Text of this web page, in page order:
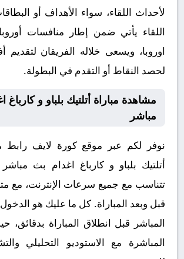
لأحداث اللقاء، سواء الأهداف أو
اللقاء يأتي ضمن إطار منافسات
اوروبا، ويسعى خلاله الفريقان لتقديم
لحصد النقاط أو التقدم في البطولة.
مشاهدة مباراة أتلتيك بلباو و كارباغ
مباشر
نوفر لكم عبر موقع كورة لايف رابط
أتلتيك بلباو و كارباغ اغدام بث
تتناسب مع جميع سرعات الإنترنت، مع
قبل وبعد المباراة. كل ما عليك هو
المباشر قبل انطلاق المباراة بدقائق،
المباشرة مع الاستوديو التحليلي